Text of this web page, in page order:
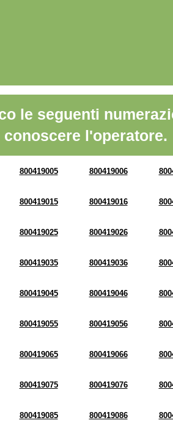
le seguenti
l'operatore.
800419005 800419006
800419015 800419016
800419025 800419026
800419035 800419036
800419045 800419046
800419055 800419056
800419065 800419066
800419075 800419076
800419085 800419086